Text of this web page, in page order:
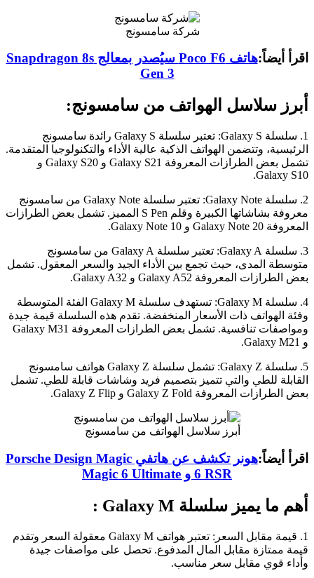
شركة سامسونج
اقرأ أيضاً:
هاتف Poco F6 سيُصدر بمعالج Snapdragon 8s
Gen 3
أبرز سلاسل الهواتف من سامسونج:
1. سلسلة Galaxy S: تعتبر سلسلة Galaxy S رائدة سامسونج
الرئيسية، وتتضمن الهواتف الذكية عالية الأداء والتكنولوجيا المتقدمة.
تشمل بعض الطرازات المعروفة Galaxy S21 و Galaxy S20 و
Galaxy S10.
2. سلسلة Galaxy Note: تعتبر سلسلة Galaxy Note من سامسونج
معروفة بشاشاتها الكبيرة وقلم S Pen المميز. تشمل بعض الطرازات
المعروفة Galaxy Note 20 و Galaxy Note 10.
3. سلسلة Galaxy A: تعتبر سلسلة Galaxy A من سامسونج
متوسطة المدى، حيث تجمع بين الأداء الجيد والسعر المعقول. تشمل
بعض الطرازات المعروفة Galaxy A52 و Galaxy A32.
4. سلسلة Galaxy M: تستهدف سلسلة Galaxy M الفئة المتوسطة
وفئة الهواتف ذات الأسعار المنخفضة. تقدم هذه السلسلة قيمة جيدة
ومواصفات تنافسية. تشمل بعض الطرازات المعروفة Galaxy M31
و Galaxy M21.
5. سلسلة Galaxy Z: تشمل سلسلة Galaxy Z هواتف سامسونج
القابلة للطي والتي تتميز بتصميم فريد وشاشات قابلة للطي. تشمل
بعض الطرازات المعروفة Galaxy Z Fold و Galaxy Z Flip.
أبرز سلاسل الهواتف من سامسونج
اقرأ أيضاً:
هونر تكشف عن هاتفي Porsche Design Magic
6 RSR و Magic 6 Ultimate
أهم ما يميز سلسلة Galaxy M :
1. قيمة مقابل السعر: تعتبر هواتف Galaxy M معقولة السعر وتقدم
قيمة ممتازة مقابل المال المدفوع. تحصل على مواصفات جيدة
وأداء قوي مقابل سعر مناسب.